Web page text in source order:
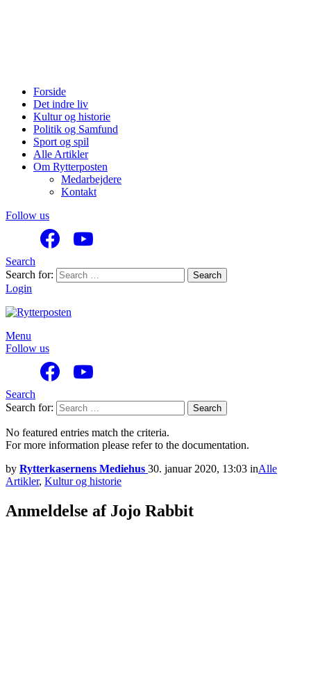
Forside
Det indre liv
Kultur og historie
Politik og Samfund
Sport og spil
Alle Artikler
Om Rytterposten
Medarbejdere
Kontakt
Follow us
Search
Search for:
Search
Login
Menu
Follow us
Search
Search for:
Search
No featured entries match the criteria.
For more information please refer to the documentation.
by Rytterkasernens Mediehus 30. januar 2020, 13:03 inAlle
Artikler, Kultur og historie
Anmeldelse af Jojo Rabbit